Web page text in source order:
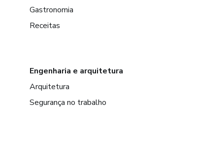
Gastronomia
Receitas
Engenharia e arquitetura
Arquitetura
Segurança no trabalho